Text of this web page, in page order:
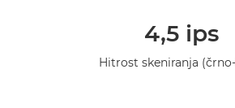
4,5 ips
Hitrost skeniranja